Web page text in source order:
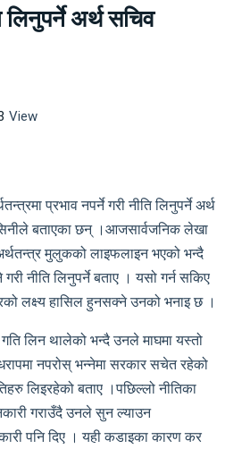
लिनुपर्ने अर्थ सचिव
View
प्रभाव नपर्ने गरी नीति लिनुपर्ने अर्थ
बताएका छन् ।आजसार्वजनिक लेखा
मुलुकको लाइफलाइन भएको भन्दै
नीति लिनुपर्ने बताए । यसो गर्न सकिए
लक्ष्य हासिल हुनसक्ने उनको भनाइ छ ।
लिन थालेको भन्दै उनले माघमा यस्तो
नपरोस् भन्नेमा सरकार सचेत रहेको
लिइरहेको बताए ।पछिल्लो नीतिका
गराउँदै उनले सुन ल्याउन
पनि दिए । यही कडाइका कारण कर